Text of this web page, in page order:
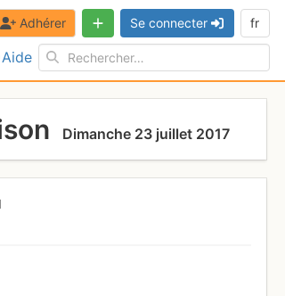
Aide
Adhérer Se connecter fr
Dimanche 23 juillet 2017